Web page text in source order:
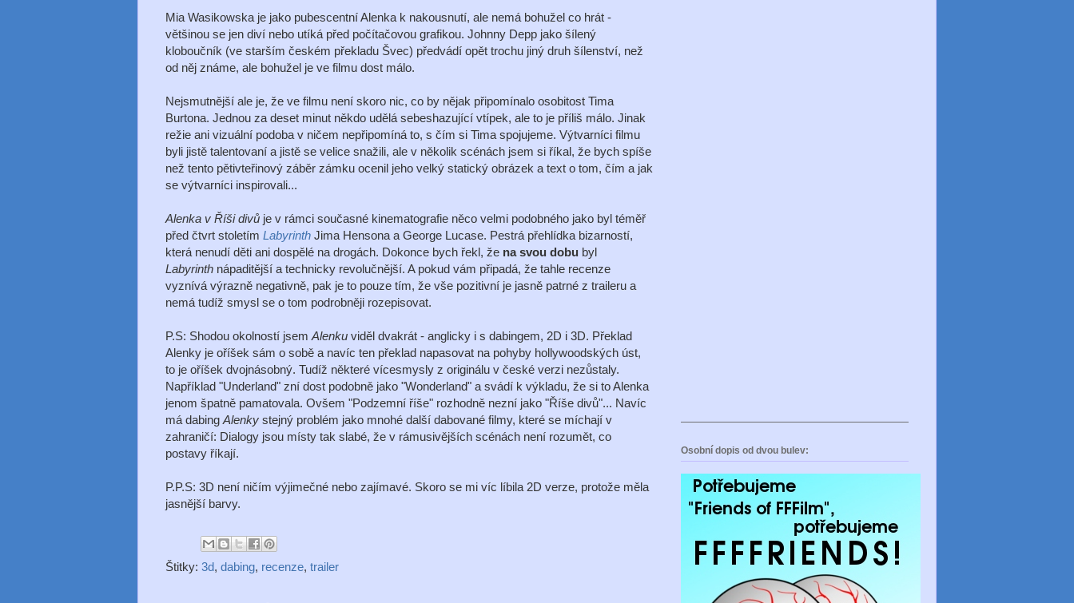
Mia Wasikowska je jako pubescentní Alenka k nakousnutí, ale nemá bohužel co hrát -
většinou se jen diví nebo utíká před počítačovou grafikou. Johnny Depp jako šílený
kloboučník (ve starším českém překladu Švec) předvádí opět trochu jiný druh šílenství, než
od něj známe, ale bohužel je ve filmu dost málo.
Nejsmutnější ale je, že ve filmu není skoro nic, co by nějak připomínalo osobitost Tima
Burtona. Jednou za deset minut někdo udělá sebeshazující vtípek, ale to je příliš málo. Jinak
režie ani vizuální podoba v ničem nepřipomíná to, s čím si Tima spojujeme. Výtvarníci filmu
byli jistě talentovaní a jistě se velice snažili, ale v několik scénách jsem si říkal, že bych spíše
než tento pětivteřinový záběr zámku ocenil jeho velký statický obrázek a text o tom, čím a jak
se výtvarníci inspirovali...
Alenka v Říši divů je v rámci současné kinematografie něco velmi podobného jako byl téměř
před čtvrt stoletím Labyrinth Jima Hensona a George Lucase. Pestrá přehlídka bizarností,
která nenudí děti ani dospělé na drogách. Dokonce bych řekl, že na svou dobu byl
Labyrinth nápaditější a technicky revolučnější. A pokud vám připadá, že tahle recenze
vyznívá výrazně negativně, pak je to pouze tím, že vše pozitivní je jasně patrné z traileru a
nemá tudíž smysl se o tom podrobněji rozepisovat.
P.S: Shodou okolností jsem Alenku viděl dvakrát - anglicky i s dabingem, 2D i 3D. Překlad
Alenky je oříšek sám o sobě a navíc ten překlad napasovat na pohyby hollywoodských úst,
to je oříšek dvojnásobný. Tudíž některé vícesmysly z originálu v české verzi nezůstaly.
Například "Underland" zní dost podobně jako "Wonderland" a svádí k výkladu, že si to Alenka
jenom špatně pamatovala. Ovšem "Podzemní říše" rozhodně nezní jako "Říše divů"... Navíc
má dabing Alenky stejný problém jako mnohé další dabované filmy, které se míchají v
zahraničí: Dialogy jsou místy tak slabé, že v rámusivějších scénách není rozumět, co
postavy říkají.
P.P.S: 3D není ničím výjimečné nebo zajímavé. Skoro se mi víc líbila 2D verze, protože měla
jasnější barvy.
Štitky: 3d, dabing, recenze, trailer
Osobní dopis od dvou bulev: